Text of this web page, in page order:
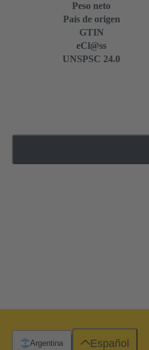
Peso neto
País de origen
GTIN
eCl@ss
UNSPSC 24.0
Argentina Español